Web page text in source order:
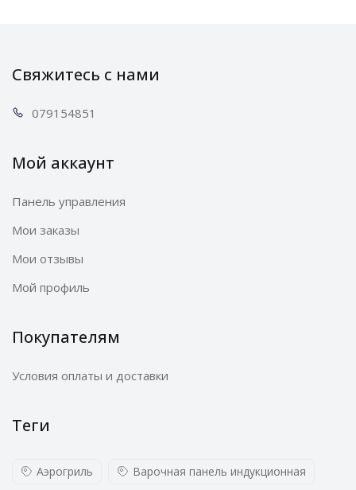
Свяжитесь с нами
0791 54851
Мой аккаунт
Панель управления
Мои заказы
Мои отзывы
Мой профиль
Покупателям
Условия оплаты и доставки
Теги
Аэрогриль Варочная панель индукционная